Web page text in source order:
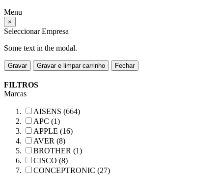
Menu
×
Seleccionar Empresa
Some text in the modal.
Gravar Gravar e limpar carrinho Fechar
FILTROS
Marcas
AISENS (664)
APC (1)
APPLE (16)
AVER (8)
BROTHER (1)
CISCO (8)
CONCEPTRONIC (27)